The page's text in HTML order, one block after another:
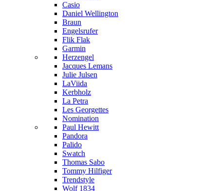
Casio
Daniel Wellington
Braun
Engelsrufer
Flik Flak
Garmin
Herzengel
Jacques Lemans
Julie Julsen
LaViida
Kerbholz
La Petra
Les Georgettes
Nomination
Paul Hewitt
Pandora
Palido
Swatch
Thomas Sabo
Tommy Hilfiger
Trendstyle
Wolf 1834